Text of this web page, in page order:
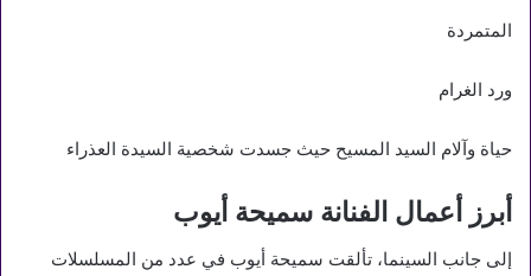
المتمردة
ورد الغرام
حياة وآلام السيد المسيح حيث جسدت شخصية السيدة العذراء
أبرز أعمال الفنانة سميحة أيوب
إلى جانب السينما، تألقت سميحة أيوب في عدد من المسلسلات